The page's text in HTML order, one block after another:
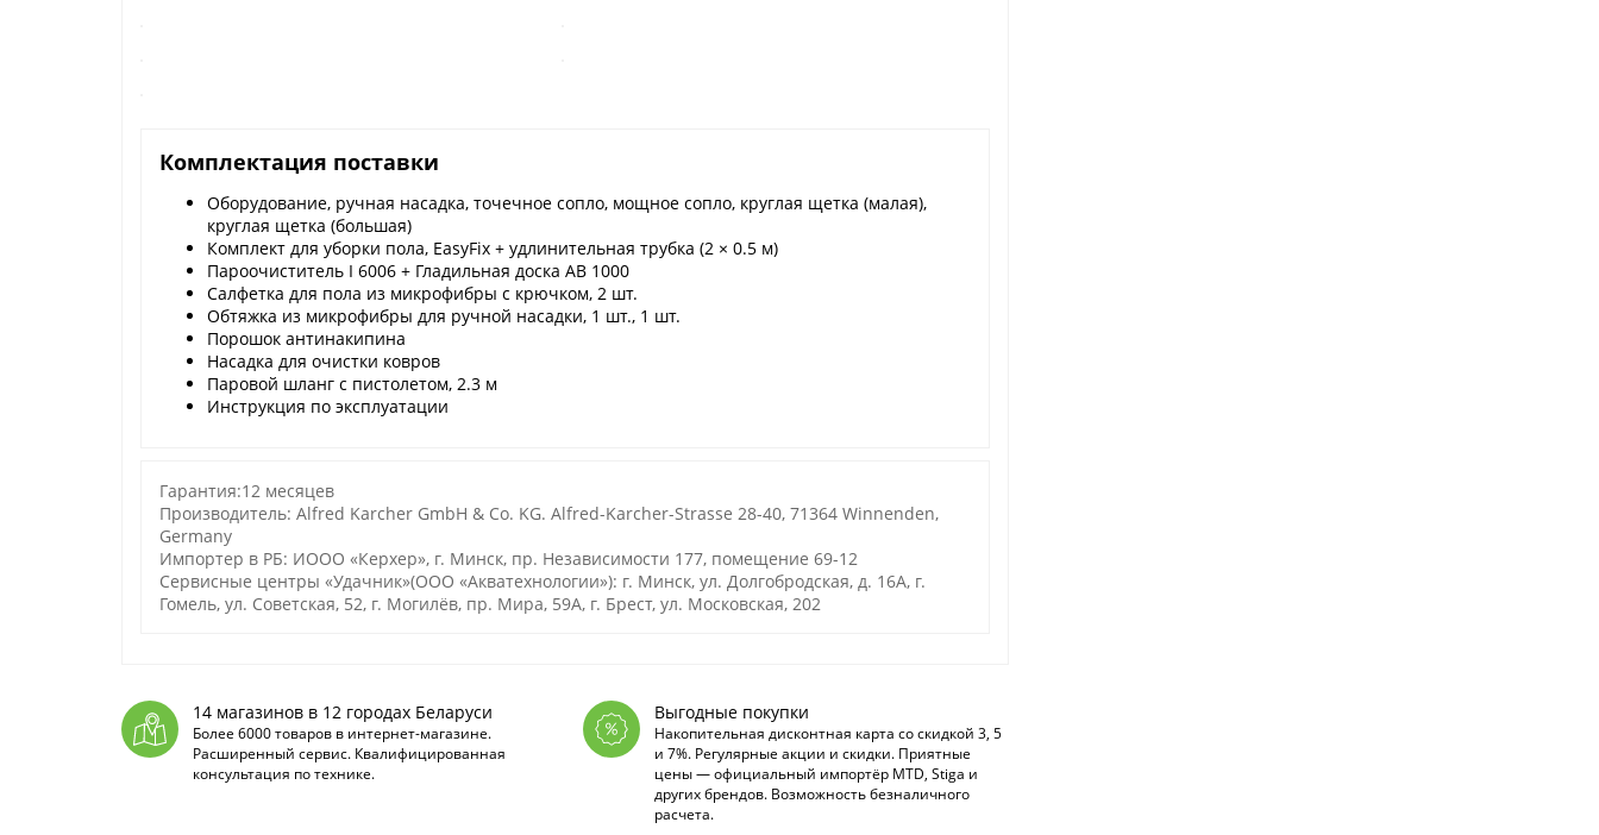
Комплектация поставки
Оборудование, ручная насадка, точечное сопло, мощное сопло, круглая щетка (малая),
круглая щетка (большая)
Комплект для уборки пола, EasyFix + удлинительная трубка (2 × 0.5 м)
Пароочиститель I 6006 + Гладильная доска AB 1000
Салфетка для пола из микрофибры с крючком, 2 шт.
Обтяжка из микрофибры для ручной насадки, 1 шт., 1 шт.
Порошок антинакипина
Насадка для очистки ковров
Паровой шланг с пистолетом, 2.3 м
Инструкция по эксплуатации
Гарантия:12 месяцев
Производитель: Alfred Karcher GmbH & Co. KG. Alfred-Karcher-Strasse 28-40, 71364 Winnenden,
Germany
Импортер в РБ: ИООО «Керхер», г. Минск, пр. Независимости 177, помещение 69-12
Сервисные центры «Удачник»(ООО «Акватехнологии»): г. Минск, ул. Долгобродская, д. 16А, г.
Гомель, ул. Советская, 52, г. Могилёв, пр. Мира, 59А, г. Брест, ул. Московская, 202
14 магазинов в 12 городах Беларуси
Более 6000 товаров в интернет-магазине.
Расширенный сервис. Квалифицированная
консультация по технике.
Выгодные покупки
Накопительная дисконтная карта со скидкой 3, 5
и 7%. Регулярные акции и скидки. Приятные
цены — официальный импортёр MTD, Stiga и
других брендов. Возможность безналичного
расчета.